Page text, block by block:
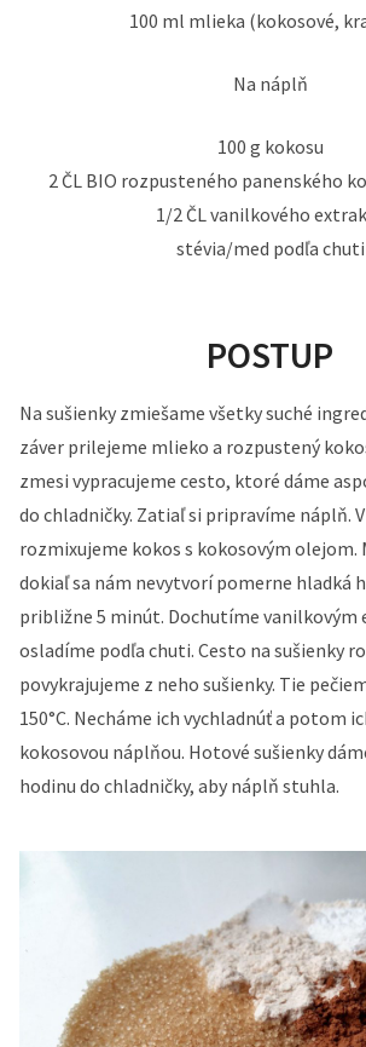
100 ml mlieka (kokosové,
Na náplň
100 g kokosu
2 ČL BIO rozpusteného panenského
1/2 ČL vanilkového
stévia/med podľa chuti
POSTUP
Na sušienky zmiešame všetky suché
záver prilejeme mlieko a rozpustený
zmesi vypracujeme cesto, ktoré dáme
do chladničky. Zatiaľ si pripravíme náplň.
rozmixujeme kokos s kokosovým olejom.
dokiaľ sa nám nevytvorí pomerne hladká
približne 5 minút. Dochutíme vanilkovým
osladíme podľa chuti. Cesto na sušienky
povykrajujeme z neho sušienky. Tie
150°C. Necháme ich vychladnúť a potom
kokosovou náplňou. Hotové sušienky
hodinu do chladničky, aby náplň stuhla.